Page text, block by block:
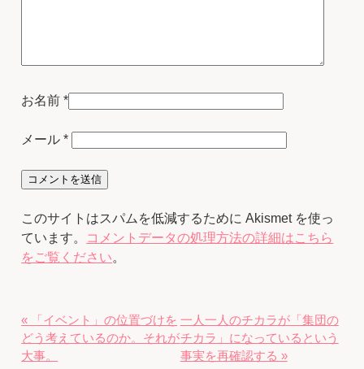
お名前 *
メール*
このサイトはスパムを低減するために Akismet を使っ
ています。
コメントデータの処理方法の詳細はこちら
をご覧ください。
« 「イベント」の位置づけを
どう考えているのか。それが
大事。
一人一人のチカラが「集団の
チカラ」になっているという
事実を再確認する »